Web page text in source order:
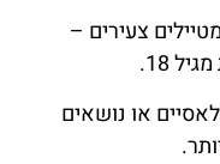
צעירים –
18.
או נושאים